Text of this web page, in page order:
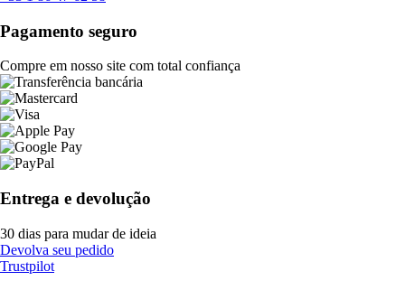
Pagamento seguro
Compre em nosso site com total confiança
Entrega e devolução
30 dias para mudar de ideia
Devolva seu pedido
Trustpilot